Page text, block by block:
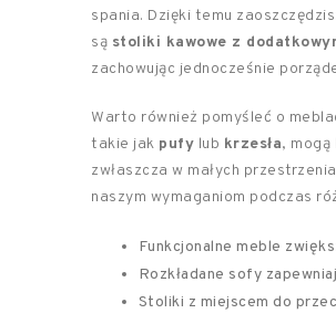
spania. Dzięki temu
są stoliki kawowe z
zachowując jednocześnie
Warto również pomyśleć o
takie jak pufy lub krzesła,
zwłaszcza w małych
naszym wymaganiom podczas
Funkcjonalne meble
Rozkładane sofy
Stoliki z miejscem do